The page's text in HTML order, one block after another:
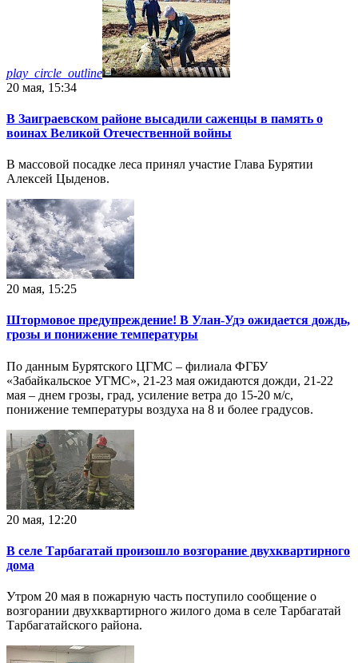
play_circle_outline
20 мая, 15:34
В Заиграевском районе высадили саженцы в память о
воинах Великой Отечественной войны
В массовой посадке леса принял участие Глава Бурятии
Алексей Цыденов.
20 мая, 15:25
Штормовое предупреждение! В Улан-Удэ ожидается дождь,
грозы и понижение температуры
По данным Бурятского ЦГМС – филиала ФГБУ
«Забайкальское УГМС», 21-23 мая ожидаются дожди, 21-22
мая – днем грозы, град, усиление ветра до 15-20 м/с,
понижение температуры воздуха на 8 и более градусов.
20 мая, 12:20
В селе Тарбагатай произошло возгорание двухквартирного
дома
Утром 20 мая в пожарную часть поступило сообщение о
возгорании двухквартирного жилого дома в селе Тарбагатай
Тарбагатайского района.